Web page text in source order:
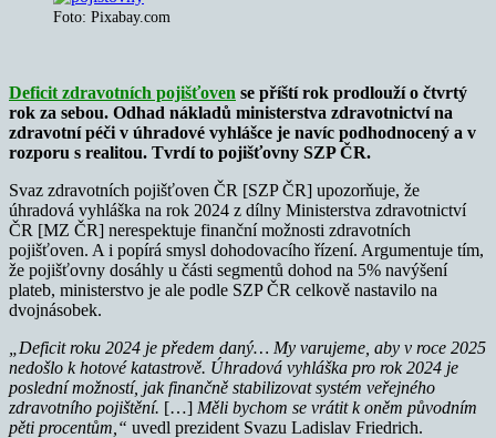
Foto: Pixabay.com
Deficit zdravotních pojišťoven se příští rok prodlouží o čtvrtý
rok za sebou. Odhad nákladů ministerstva zdravotnictví na
zdravotní péči v úhradové vyhlášce je navíc podhodnocený a v
rozporu s realitou. Tvrdí to pojišťovny SZP ČR.
Svaz zdravotních pojišťoven ČR [SZP ČR] upozorňuje, že
úhradová vyhláška na rok 2024 z dílny Ministerstva zdravotnictví
ČR [MZ ČR] nerespektuje finanční možnosti zdravotních
pojišťoven. A i popírá smysl dohodovacího řízení. Argumentuje tím,
že pojišťovny dosáhly u části segmentů dohod na 5% navýšení
plateb, ministerstvo je ale podle SZP ČR celkově nastavilo na
dvojnásobek.
„Deficit roku 2024 je předem daný… My varujeme, aby v roce 2025
nedošlo k hotové katastrově. Úhradová vyhláška pro rok 2024 je
poslední možností, jak finančně stabilizovat systém veřejného
zdravotního pojištění. […] Měli bychom se vrátit k oněm původním
pěti procentům,“ uvedl prezident Svazu Ladislav Friedrich.